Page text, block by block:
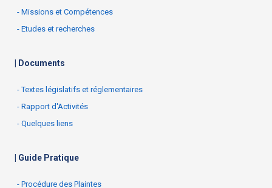
- Missions et Compétences
- Etudes et recherches
| Documents
- Textes législatifs et réglementaires
- Rapport d'Activités
- Quelques liens
| Guide Pratique
- Procédure des Plaintes